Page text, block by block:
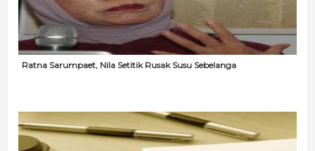
Ratna Sarumpaet, Nila Setitik Rusak Susu Sebelanga